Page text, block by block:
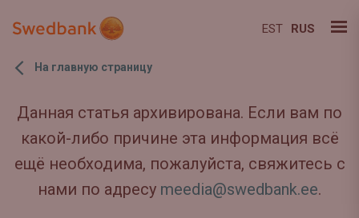
EST RUS
На главную страницу
Данная статья архивирована. Если вам по
какой-либо причине эта информация всё
ещё необходима, пожалуйста, свяжитесь с
нами по адресу meedia@swedbank.ee.